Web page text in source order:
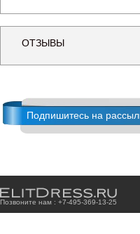
ОТЗЫВЫ
Подпишитесь на
Позвоните нам : +7-495-369-13-25